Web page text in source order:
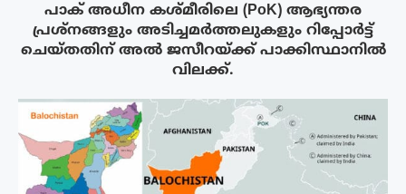
പാക് അധീന കശ്മീരിലെ (PoK) ആഭ്യന്തര
പ്രശ്നങ്ങളും അടിച്ചമർത്തലുകളും റിപ്പോർട്ട്
ചെയ്തതിന് അൽ ജസീറയ്‌ക്ക് പാക്കിസ്ഥാനിൽ
വിലക്ക്.